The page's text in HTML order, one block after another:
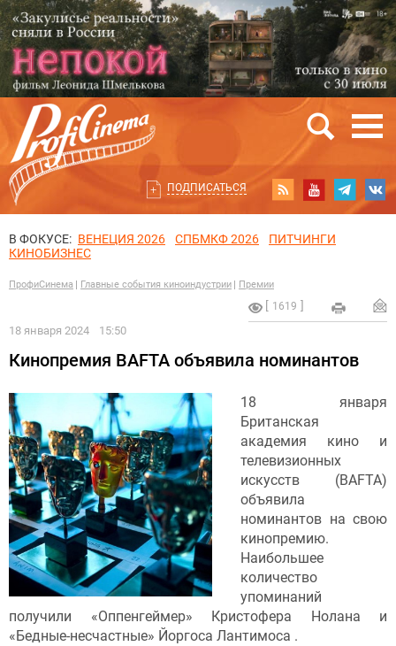
ПОДПИСАТЬСЯ
В ФОКУСЕ: ВЕНЕЦИЯ 2026 СПБМКФ 2026
ПИТЧИНГИ
КИНОБИЗНЕС
ПрофиСинема Главные события киноиндустрии Премии
1619
18 января 2024 15:50
Кинопремия BAFTA объявила номинантов
18 января
Британская
академия кино и
телевизионных
искусств (BAFTA)
объявила
номинантов на свою
кинопремию.
Наибольшее
количество
упоминаний
получили «Оппенгеймер» Кристофера Нолана и
«Бедные-несчастные» Йоргоса Лантимоса .